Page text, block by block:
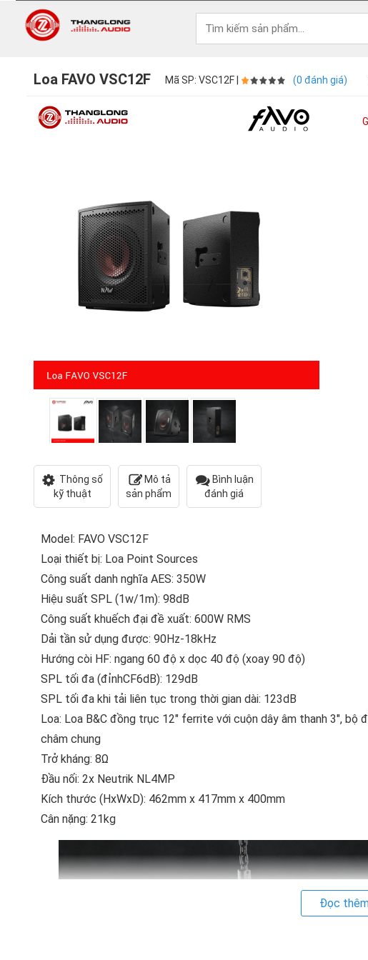
Loa FAVO VSC12F Mã SP: VSC12F | (0 đánh giá)
Thông số
kỹ thuật
Mô tả
sản phẩm
Bình luận
đánh giá
Model: FAVO VSC12F
Loại thiết bị: Loa Point Sources
Công suất danh nghĩa AES: 350W
Hiệu suất SPL (1w/1m): 98dB
Công suất khuếch đại đề xuất: 600W RMS
Dải tần sử dụng được: 90Hz-18kHz
Hướng còi HF: ngang 60 độ x dọc 40 độ (xoay 90 độ)
SPL tối đa (đỉnhCF6dB): 129dB
SPL tối đa khi tải liên tục trong thời gian dài: 123dB
Loa: Loa B&C đồng trục 12" ferrite với cuộn dây âm thanh 3", bộ
châm chung
Trở kháng: 8Ω
Đầu nối: 2x Neutrik NL4MP
Kích thước (HxWxD): 462mm x 417mm x 400mm
Cân nặng: 21kg
Đọc